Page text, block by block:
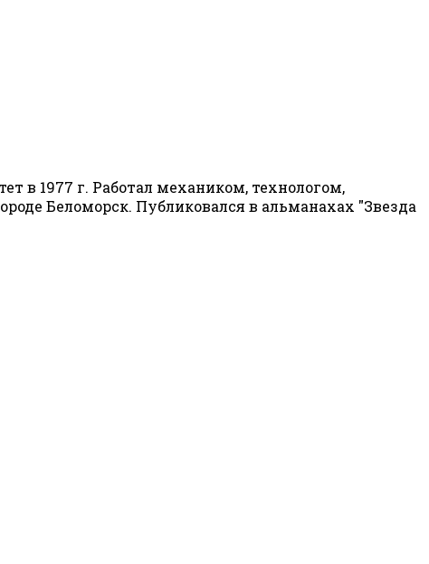
в 1977 г. Работал механиком, технологом,
Беломорск. Публиковался в альманахах "Звезда